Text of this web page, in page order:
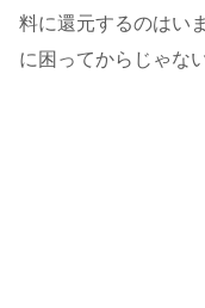
料に還元するのはい
に困ってからじゃな